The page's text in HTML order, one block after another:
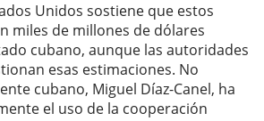
Unidos sostiene que estos
miles de millones de dólares
cubano, aunque las autoridades
esas estimaciones. No
cubano, Miguel Díaz-Canel, ha
el uso de la cooperación